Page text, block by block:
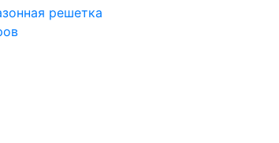
решетка